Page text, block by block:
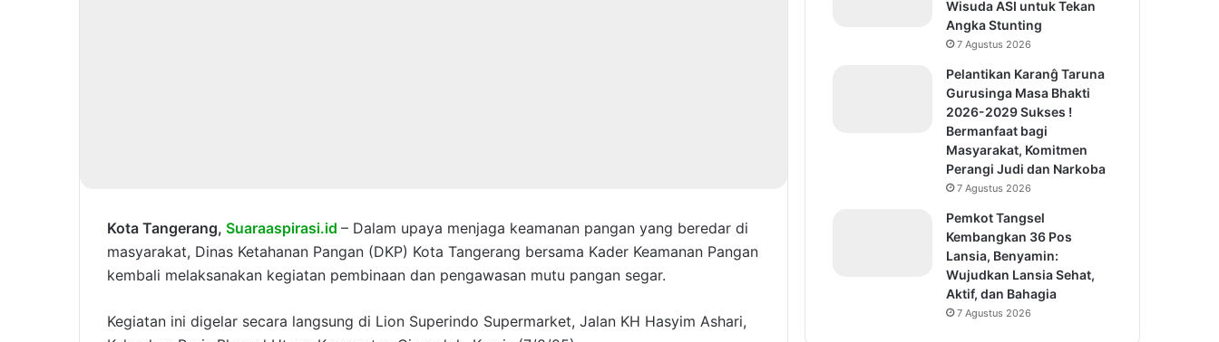
Kota Tangerang, Suaraaspirasi.id – Dalam upaya menjaga keamanan pangan yang beredar di
masyarakat, Dinas Ketahanan Pangan (DKP) Kota Tangerang bersama Kader Keamanan Pangan
kembali melaksanakan kegiatan pembinaan dan pengawasan mutu pangan segar.
Kegiatan ini digelar secara langsung di Lion Superindo Supermarket, Jalan KH Hasyim Ashari,
Wisuda ASI untuk Tekan
Angka Stunting
7 Agustus 2026
Pelantikan Karanĝ Taruna
Gurusinga Masa Bhakti
2026-2029 Sukses !
Bermanfaat bagi
Masyarakat, Komitmen
Perangi Judi dan Narkoba
7 Agustus 2026
Pemkot Tangsel
Kembangkan 36 Pos
Lansia, Benyamin:
Wujudkan Lansia Sehat,
Aktif, dan Bahagia
7 Agustus 2026